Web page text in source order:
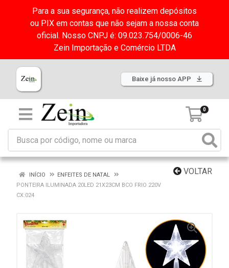
Para a sua segurança, não realizem depósitos
ou PIX em contas que não sejam a nossa conta
oficial. Nosso CNPJ é: 09.023.754/0006-46
Zein Importação e Comércio LTDA
Baixe já nosso APP
0
VOLTAR
INÍCIO
ENFEITES DE NATAL
PONTEIRA ILUMINADA 20LED 21X23CM BCO FRIO 220V
CX:024